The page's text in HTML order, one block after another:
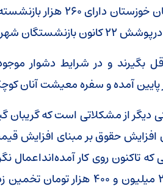
احتراماً به استحضار می‌رساند
تابعه قرار دارند.
بگیرند و در شرایط دشوار
پایین آمده و سفره معیشت آنان
دیگر از مشکلاتی است که گریبان
تعیین افزایش حقوق بر مبنای
تاکنون روی کار آمده‌انداعمال
که در سال ۱۴۰۳ سبد معیشت ۲۳